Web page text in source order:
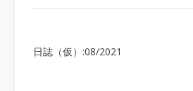
Post
navigation
日誌（仮）:08/2021